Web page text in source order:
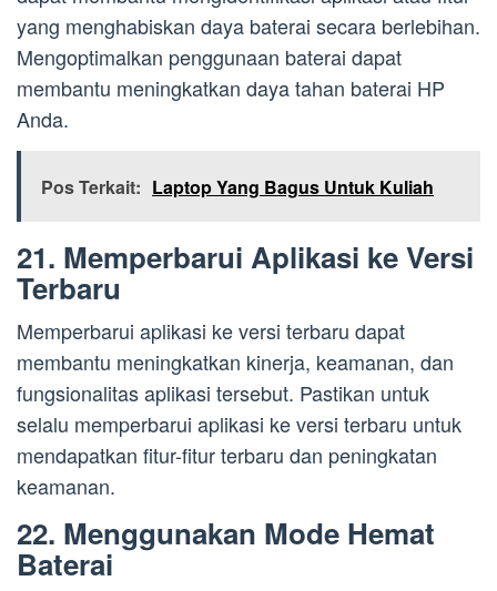
yang menghabiskan daya baterai secara berlebihan.
Mengoptimalkan penggunaan baterai dapat
membantu meningkatkan daya tahan baterai HP
Anda.
Pos Terkait: Laptop Yang Bagus Untuk Kuliah
21. Memperbarui Aplikasi ke Versi
Terbaru
Memperbarui aplikasi ke versi terbaru dapat
membantu meningkatkan kinerja, keamanan, dan
fungsionalitas aplikasi tersebut. Pastikan untuk
selalu memperbarui aplikasi ke versi terbaru untuk
mendapatkan fitur-fitur terbaru dan peningkatan
keamanan.
22. Menggunakan Mode Hemat
Baterai